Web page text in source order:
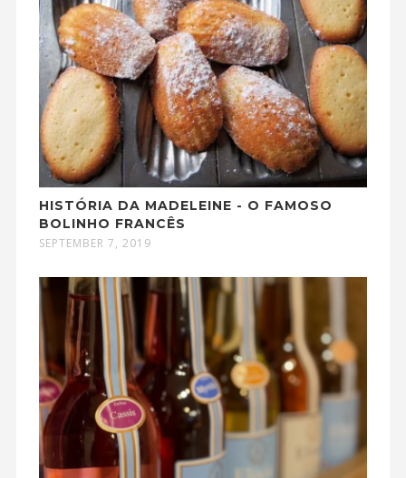
HISTÓRIA DA MADELEINE - O FAMOSO
BOLINHO FRANCÊS
SEPTEMBER 7, 2019